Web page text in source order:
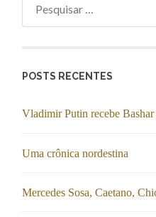
POSTS RECENTES
Vladimir Putin recebe
Uma crônica nordestina
Mercedes Sosa, Caetano,